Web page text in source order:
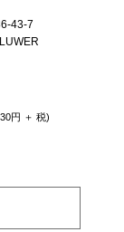
43-7
円 ＋ 税)